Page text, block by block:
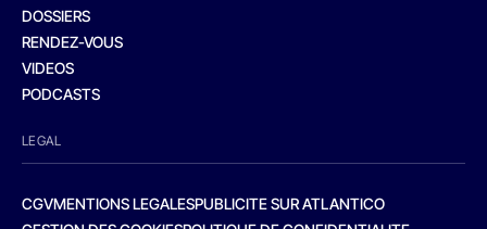
DOSSIERS
RENDEZ-VOUS
VIDEOS
PODCASTS
LEGAL
CGVMENTIONS LEGALESPUBLICITE SUR ATLANTICO